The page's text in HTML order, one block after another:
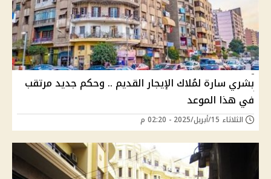
بشري سارة لمُلاك الإيجار القديم .. وحكم جديد مرتقب
في هذا الموعد
الثلاثاء 15/أبريل/2025 - 02:20 م